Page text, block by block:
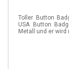
Toller Button
USA Button
Metall und er